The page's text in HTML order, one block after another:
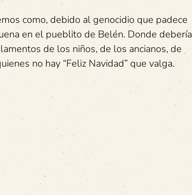
como, debido al genocidio que padece
en el pueblito de Belén. Donde debería
de los niños, de los ancianos, de
no hay “Feliz Navidad” que valga.